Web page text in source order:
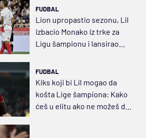
FUDBAL
Lion upropastio sezonu, Lil
izbacio Monako iz trke za
Ligu šampionu i lansirao
FUDBAL
Kiks koji bi Lil mogao da
košta Lige šampiona: Kako
ćeš u elitu ako ne možeš da